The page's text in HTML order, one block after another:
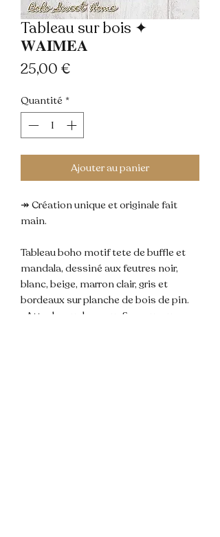
Tableau sur bois ✦
𝐖𝐀𝐈𝐌𝐄𝐀
25,00 €
Quantité *
Ajouter au panier
↠ Création unique et originale fait
main.
Tableau boho motif tete de buffle et
mandala, dessiné aux feutres noir,
blanc, beige, marron clair, gris et
bordeaux sur planche de bois de pin.
• Attache au dos pour fixer au mur •